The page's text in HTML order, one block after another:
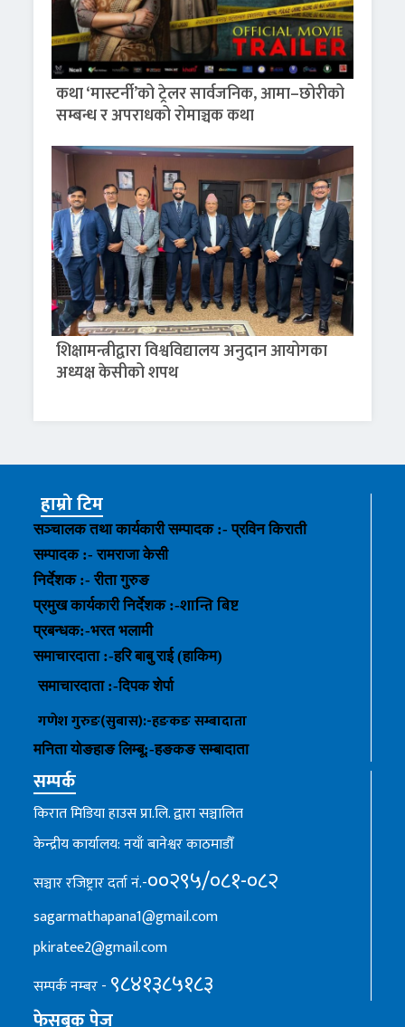
कथा ‘मास्टर्नी’को ट्रेलर सार्वजनिक, आमा–छोरीको
सम्बन्ध र अपराधको रोमाञ्चक कथा
शिक्षामन्त्रीद्वारा विश्वविद्यालय अनुदान आयोगका
अध्यक्ष केसीको शपथ
हाम्रो टिम
सञ्चालक तथा कार्यकारी सम्पादक :- प्रविन किराती
सम्पादक :- रामराजा केसी
निर्देशक :- रीता गुरुङ
प्रमुख कार्यकारी निर्देशक :-शान्ति बिष्ट
प्रबन्धक:-भरत भलामी
समाचारदाता :-हरि बाबु राई (हाकिम)
समाचारदाता :-दिपक शेर्पा
गणेश गुरुङ(सुबास):-हङकङसम्बादाता
मनिता योङहाङलिम्बू:-हङकङ सम्बादाता
सम्पर्क
किरात मिडिया हाउस प्रा.लि. द्वारा सञ्चालित
केन्द्रीय कार्यालय: नयाँ बानेश्वर काठमाडौँ
सञ्चार रजिष्ट्रार दर्ता नं.-००२९५/०८१-०८२
sagarmathapana1@gmail.com
pkiratee2@gmail.com
सम्पर्क नम्बर - ९८४१३८५१८३